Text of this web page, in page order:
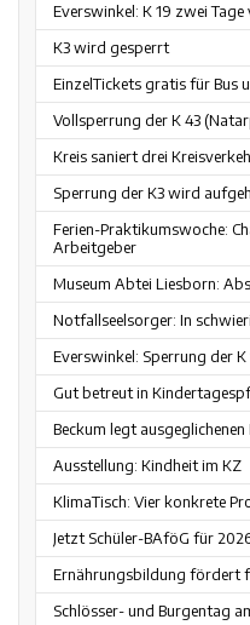
Everswinkel: K 19 zwei
K3 wird gesperrt
EinzelTickets gratis für Bus
Vollsperrung der K 43
Kreis saniert drei
Sperrung der K3 wird
Ferien-Praktikumswoche:
Arbeitgeber
Museum Abtei Liesborn:
Notfallseelsorger: In
Everswinkel: Sperrung der
Gut betreut in
Beckum legt
Ausstellung: Kindheit im KZ
KlimaTisch: Vier konkrete
Jetzt Schüler-BAföG für
Ernährungsbildung fördert
Schlösser- und Burgentag